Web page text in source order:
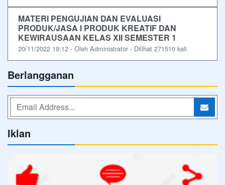
MATERI PENGUJIAN DAN EVALUASI
PRODUK/JASA I PRODUK KREATIF DAN
KEWIRAUSAAN KELAS XII SEMESTER 1
20/11/2022 19:12 - Oleh Administrator - Dilihat 271510 kali
Berlangganan
Iklan